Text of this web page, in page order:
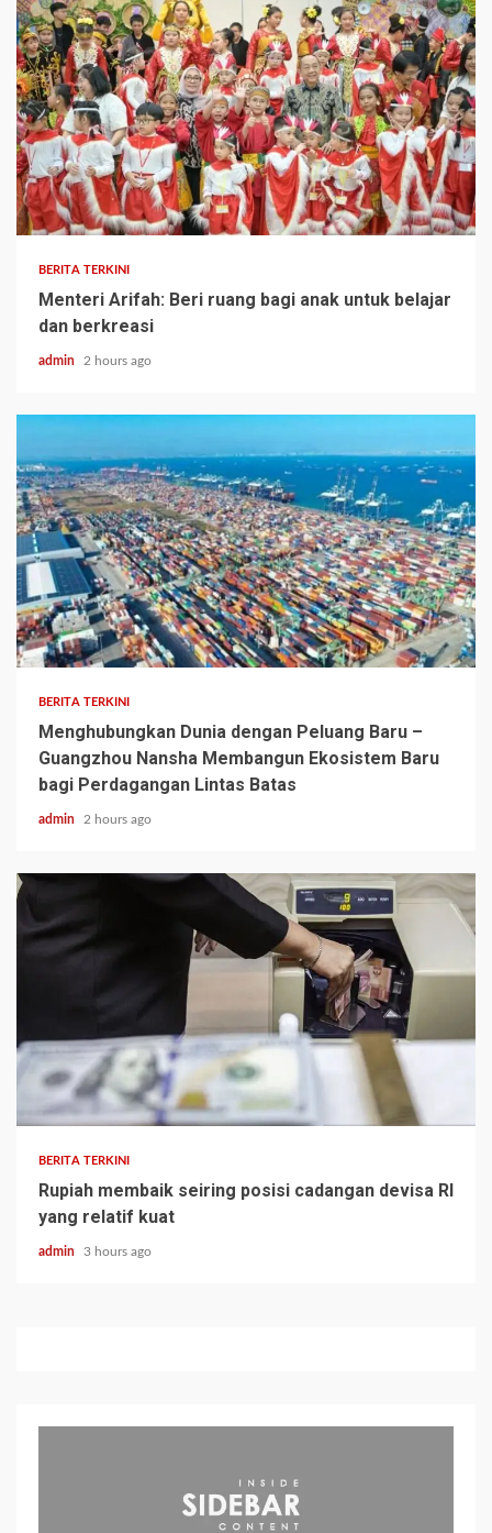
BERITA TERKINI
Menteri Arifah: Beri ruang bagi anak untuk belajar
dan berkreasi
admin 2 hours ago
BERITA TERKINI
Menghubungkan Dunia dengan Peluang Baru –
Guangzhou Nansha Membangun Ekosistem Baru
bagi Perdagangan Lintas Batas
admin 2 hours ago
BERITA TERKINI
Rupiah membaik seiring posisi cadangan devisa RI
yang relatif kuat
admin 3 hours ago